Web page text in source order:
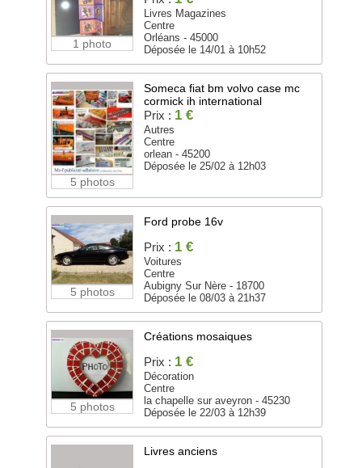
1 photo
Livres Magazines
Centre
Orléans - 45000
Déposée le 14/01 à 10h52
5 photos
Someca fiat bm volvo case mc
cormick ih international
Prix : 1 €
Autres
Centre
orlean - 45200
Déposée le 25/02 à 12h03
5 photos
Ford probe 16v
Prix : 1 €
Voitures
Centre
Aubigny Sur Nère - 18700
Déposée le 08/03 à 21h37
5 photos
Créations mosaiques
Prix : 1 €
Décoration
Centre
la chapelle sur aveyron - 45230
Déposée le 22/03 à 12h39
Livres anciens